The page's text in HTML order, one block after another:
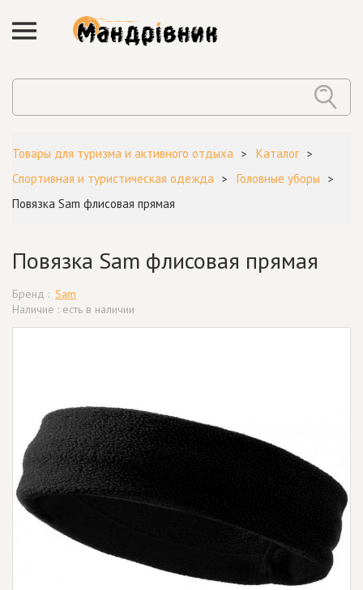
Товары для туризма и активного отдыха
Каталог
Спортивная и туристическая одежда
Головные уборы
Повязка Sam флисовая прямая
Повязка Sam флисовая прямая
Бренд : Sam
Наличие : есть в наличии